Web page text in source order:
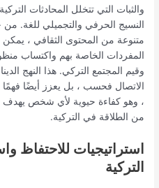
والثبات التي تتخلل المحادثات
النسيج الحرفي والتجميلي للغة.
متنوعة من المحتوى الثقافي ، يمكن
المفردات الخاصة بهم واكتساب
وقيم المجتمع التركي. هذا النهج
الاتصال فحسب ، بل يعزز أيضًا فهمًا
، وهو كفاءة حيوية لأي شخص
من الطلاقة في التركية.
استراتيجيات للاحتفاظ
التركية